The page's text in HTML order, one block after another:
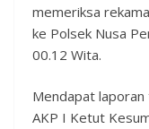
memeriksa
ke Polsek Nusa
00.12 Wita.
Mendapat
AKP I Ketut